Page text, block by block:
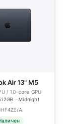
Air 13" M5
/ 10-core GPU
· Midnight
A